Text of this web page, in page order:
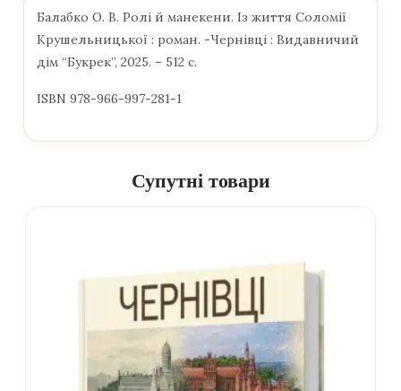
Балабко О. В. Ролі й манекени. Із життя Соломії
Крушельницької : роман. -Чернівці : Видавничий
дім “Букрек”, 2025. – 512 с.
ISBN 978-966-997-281-1
Супутні товари